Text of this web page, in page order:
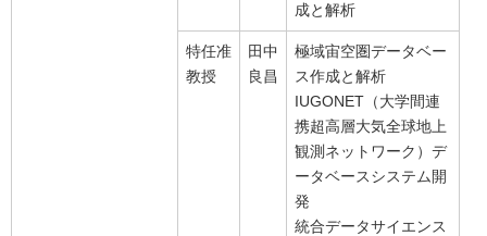
成と解析
特任准
教授
田中
良昌
極域宙空圏データベー
ス作成と解析
IUGONET（大学間連
携超高層大気全球地上
観測ネットワーク）デ
ータベースシステム開
発
統合データサイエンス